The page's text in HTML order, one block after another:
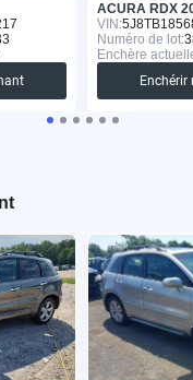
ACURA RDX
VIN:
Numéro de lot:
Enchère